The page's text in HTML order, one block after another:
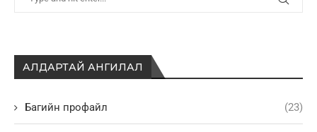
АЛДАРТАЙ АНГИЛАЛ
Багийн профайл (23)